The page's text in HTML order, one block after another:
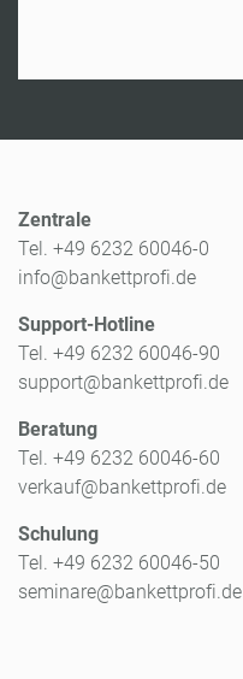
Zentrale
Tel. +49 6232 60046-0
info@bankettprofi.de
Support-Hotline
Tel. +49 6232 60046-90
support@bankettprofi.de
Beratung
Tel. +49 6232 60046-60
verkauf@bankettprofi.de
Schulung
Tel. +49 6232 60046-50
seminare@bankettprofi.de